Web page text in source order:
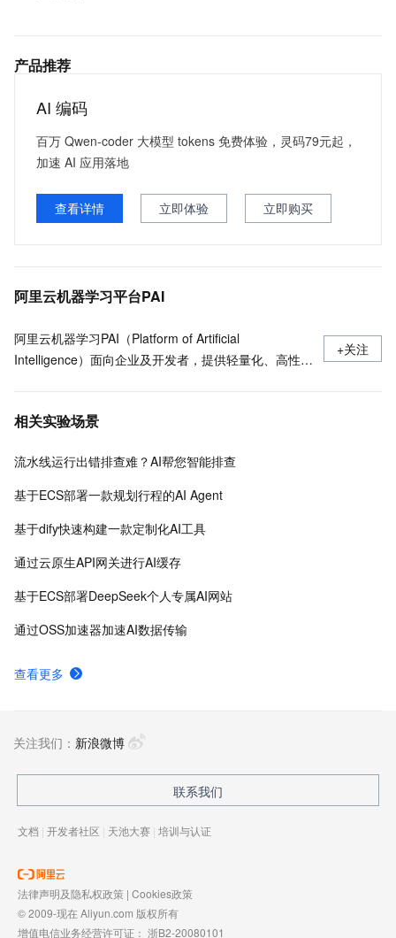
产品推荐
AI 编码
百万 Qwen-coder 大模型 tokens 免费体验，灵码79元起，
加速 AI 应用落地
查看详情 立即体验 立即购买
阿里云机器学习平台PAI
阿里云机器学习PAI（Platform of Artificial
Intelligence）面向企业及开发者，提供轻量化、高性价
DSW云原生交互式建模平台、PAI-DLC云原生AI基础平
征、万亿样本规模加速训练，百余落地场景，全面提升
工程效率。
+关注
相关实验场景
流水线运行出错排查难？AI帮您智能排查
基于ECS部署一款规划行程的AI Agent
基于dify快速构建一款定制化AI工具
通过云原生API网关进行AI缓存
基于ECS部署DeepSeek个人专属AI网站
通过OSS加速器加速AI数据传输
查看更多
关注我们： 新浪微博
联系我们
文档 | 开发者社区 | 天池大赛 | 培训与认证
法律声明及隐私权政策 | Cookies政策
© 2009-现在 Aliyun.com 版权所有
增值电信业务经营许可证： 浙B2-20080101